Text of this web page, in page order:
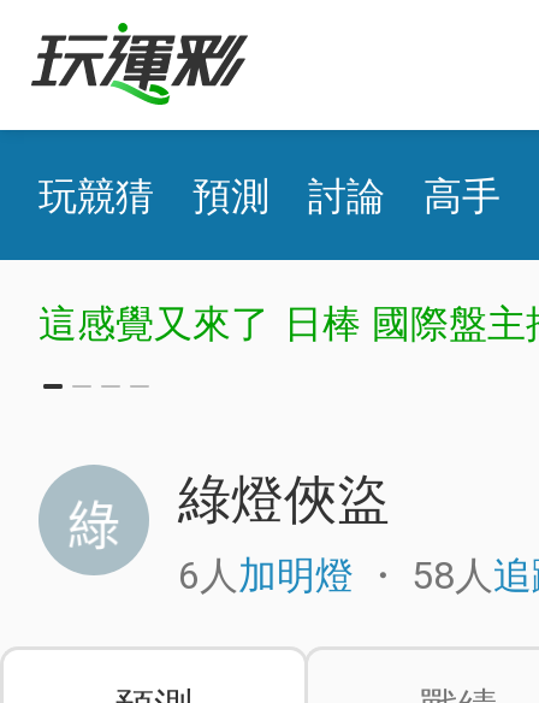
玩競猜 預測 討論 高手
這感覺又來了 日棒 國際盤
綠燈俠盜
6人加明燈 ・ 58人